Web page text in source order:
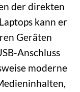
der direkten
kann er
Geräten
Anschluss
moderne